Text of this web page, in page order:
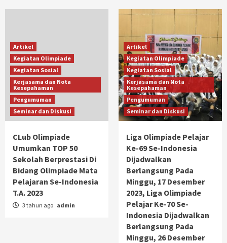
Artikel
Kegiatan Olimpiade
Kegiatan Sosial
Kerjasama dan Nota
Kesepahaman
Pengumuman
Seminar dan Diskusi
CLub Olimpiade
Umumkan TOP 50
Sekolah Berprestasi Di
Bidang Olimpiade Mata
Pelajaran Se-Indonesia
T.A. 2023
3 tahun ago admin
Artikel
Kegiatan Olimpiade
Kegiatan Sosial
Kerjasama dan Nota
Kesepahaman
Pengumuman
Seminar dan Diskusi
Liga Olimpiade Pelajar
Ke-69 Se-Indonesia
Dijadwalkan
Berlangsung Pada
Minggu, 17 Desember
2023, Liga Olimpiade
Pelajar Ke-70 Se-
Indonesia Dijadwalkan
Berlangsung Pada
Minggu, 26 Desember